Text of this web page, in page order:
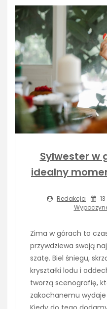
Sylwester w
idealny
Redakcja
Zima w górach to
przywdziewa swoją
szatę. Biel śniegu,
kryształki lodu i
tworzą scenografię,
zakochanemu